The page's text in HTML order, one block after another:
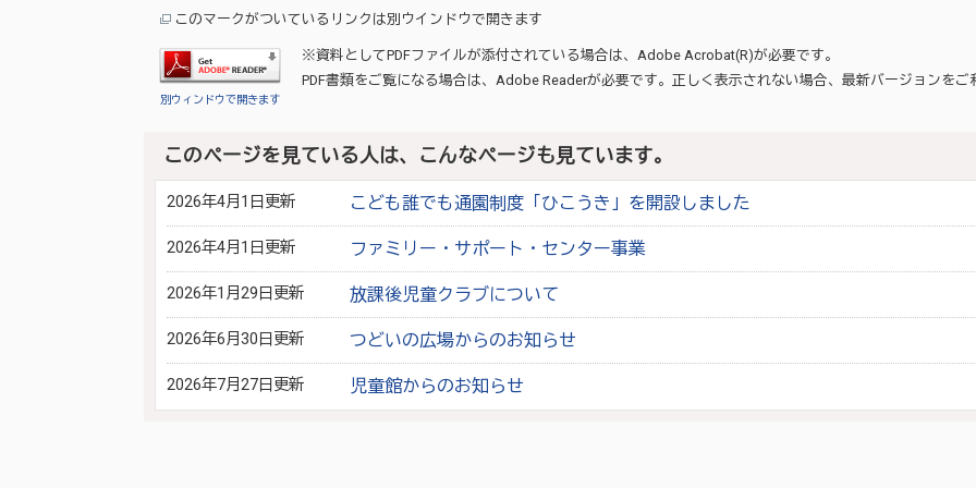
このマークがついているリンクは別ウインドウで開きます
別ウィンドウで開きます
※資料としてPDFファイルが添付されている場合は、 Adobe Acrobat(R)が必要です。
PDF書類をご覧になる場合は、 Adobe Readerが必要です。正しく表示されない場合、最新バージョンをご
このページを見ている人は、こんなページも見ています。
2026年4月1日更新 こども誰でも通園制度「ひこうき」を開設しました
2026年4月1日更新 ファミリー・サポート・センター事業
2026年1月29日更新 放課後児童クラブについて
2026年6月30日更新 つどいの広場からのお知らせ
2026年7月27日更新 児童館からのお知らせ